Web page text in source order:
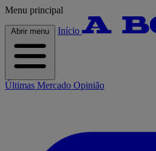
Menu principal
Abrir menu Início
Últimas Mercado Opinião